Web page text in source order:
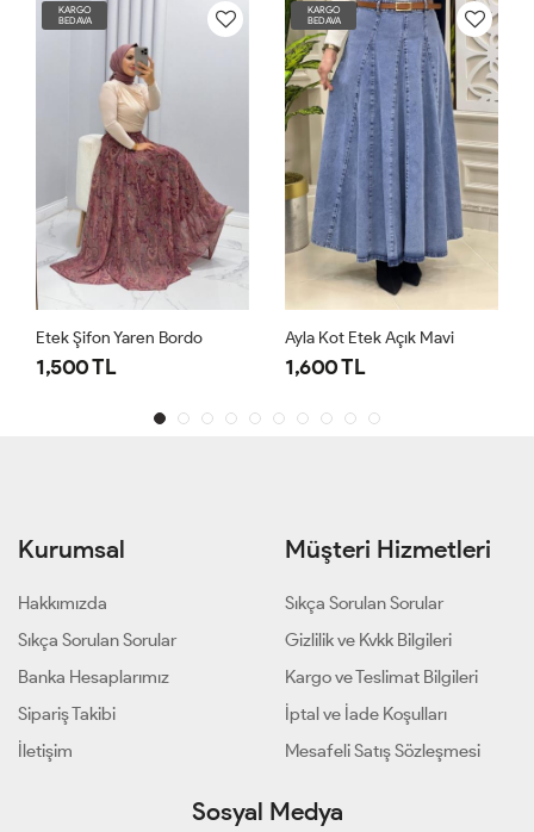
KARGO
BEDAVA
Etek Şifon Yaren Bordo
1,500 TL
KARGO
BEDAVA
Ayla Kot Etek Açık Mavi
1,600 TL
Kurumsal
Hakkımızda
Sıkça Sorulan Sorular
Banka Hesaplarımız
Sipariş Takibi
İletişim
Müşteri Hizmetleri
Sıkça Sorulan Sorular
Gizlilik ve Kvkk Bilgileri
Kargo ve Teslimat Bilgileri
İptal ve İade Koşulları
Mesafeli Satış Sözleşmesi
Sosyal Medya